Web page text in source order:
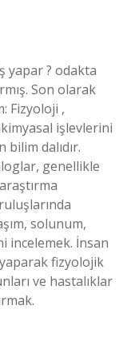
yapar ? odakta
Son olarak
Fizyoloji ,
işlevlerini
dalıdır.
genellikle
solunum,
incelemek. İnsan
fizyolojik
ve hastalıklar